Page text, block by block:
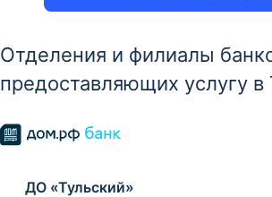
Отделения и филиалы
предоставляющих услугу в
ДО «Тульский»